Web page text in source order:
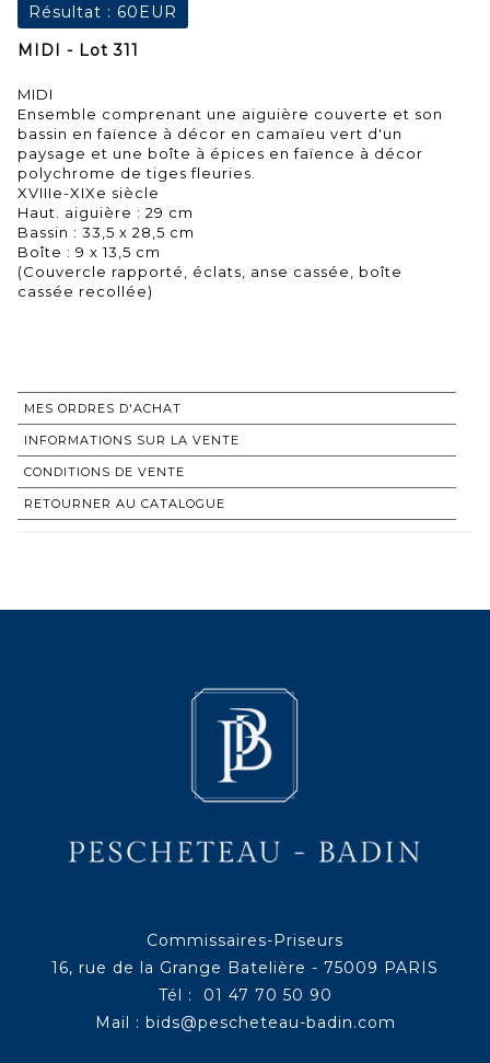
Résultat : 60EUR
MIDI - Lot 311
MIDI
Ensemble comprenant une aiguière couverte et son
bassin en faïence à décor en camaïeu vert d'un
paysage et une boîte à épices en faïence à décor
polychrome de tiges fleuries.
XVIIIe-XIXe siècle
Haut. aiguière : 29 cm
Bassin : 33,5 x 28,5 cm
Boîte : 9 x 13,5 cm
(Couvercle rapporté, éclats, anse cassée, boîte
cassée recollée)
MES ORDRES D'ACHAT
INFORMATIONS SUR LA VENTE
CONDITIONS DE VENTE
RETOURNER AU CATALOGUE
Commissaires-Priseurs
16, rue de la Grange Batelière - 75009 PARIS
Tél : 01 47 70 50 90
Mail : bids@pescheteau-badin.com